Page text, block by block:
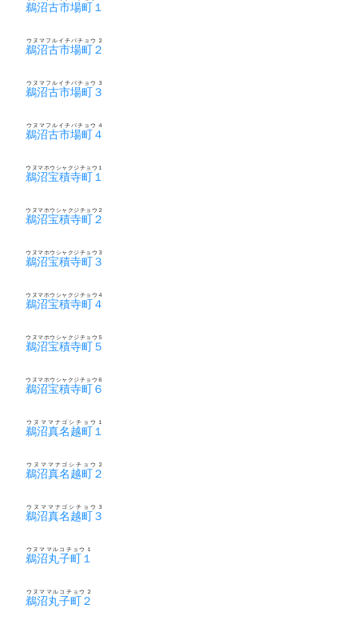
鵜沼古市場町１
鵜沼古市場町２
ウヌマフルイチバチョウ２
鵜沼古市場町３
ウヌマフルイチバチョウ３
鵜沼古市場町４
ウヌマフルイチバチョウ４
鵜沼宝積寺町１
ウヌマホウシャクジチョウ１
鵜沼宝積寺町２
ウヌマホウシャクジチョウ２
鵜沼宝積寺町３
ウヌマホウシャクジチョウ３
鵜沼宝積寺町４
ウヌマホウシャクジチョウ４
鵜沼宝積寺町５
ウヌマホウシャクジチョウ５
鵜沼宝積寺町６
ウヌマホウシャクジチョウ６
鵜沼真名越町１
ウヌママナゴシチョウ１
鵜沼真名越町２
ウヌママナゴシチョウ２
鵜沼真名越町３
ウヌママナゴシチョウ３
鵜沼丸子町１
ウヌママルコチョウ１
鵜沼丸子町２
ウヌママルコチョウ２